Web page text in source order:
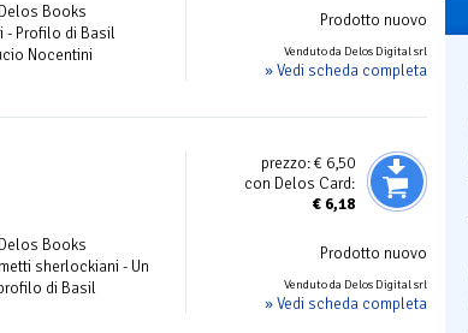
Prodotto nuovo
Venduto da Delos Digital srl
» Vedi scheda completa
Books
- Profilo di Basil
Nocentini
prezzo:€ 6,50
con Delos Card:
€ 6,18
Prodotto nuovo
Venduto da Delos Digital srl
» Vedi scheda completa
Books
sherlockiani - Un
di Basil